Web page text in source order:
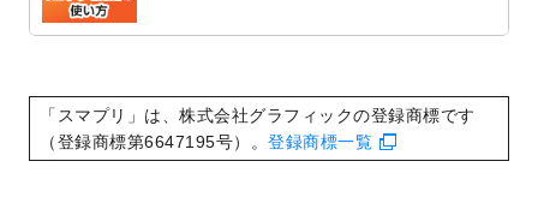
2022/9/5
喪中はがきのデザインテンプレートを公開
2022/8/24
印刷用データの解像度
を引き上げまし
た！
「スマプリ」は、株式会社グラフィックの登録商標です
（登録商標第6647195号）。 登録商標一覧